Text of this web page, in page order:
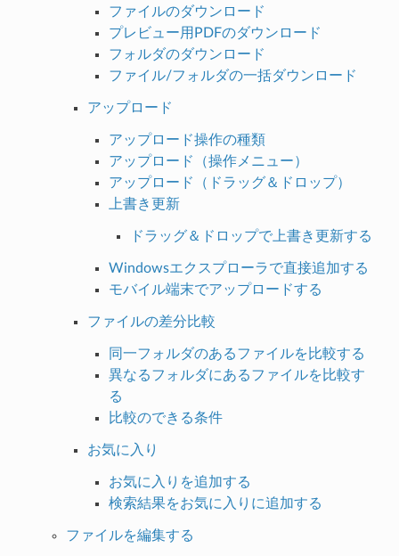
ファイルのダウンロード
プレビュー用PDFのダウンロード
フォルダのダウンロード
ファイル/フォルダの一括ダウンロード
アップロード
アップロード操作の種類
アップロード（操作メニュー）
アップロード（ドラッグ＆ドロップ）
上書き更新
ドラッグ＆ドロップで上書き更新する
Windowsエクスプローラで直接追加する
モバイル端末でアップロードする
ファイルの差分比較
同一フォルダのあるファイルを比較する
異なるフォルダにあるファイルを比較す
る
比較のできる条件
お気に入り
お気に入りを追加する
検索結果をお気に入りに追加する
ファイルを編集する